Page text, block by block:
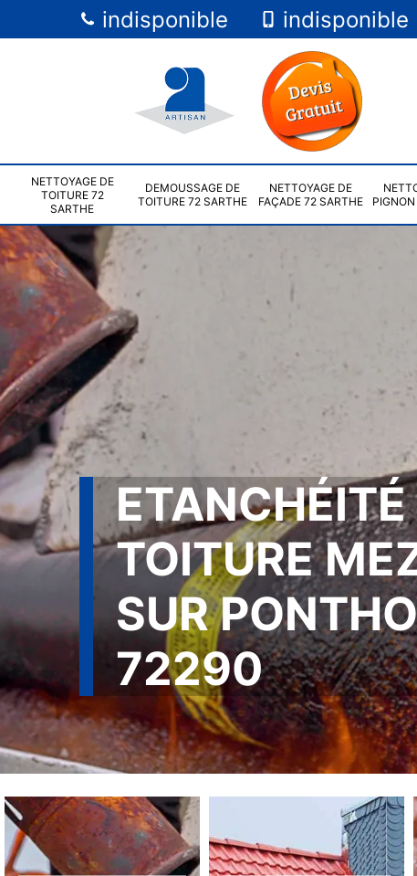
indisponible indisponible
NETTOYAGE DE
TOITURE 72
SARTHE
DEMOUSSAGE DE
TOITURE 72 SARTHE
NETTOYAGE DE
FAÇADE 72 SARTHE
ETANCHÉITÉ
TOITURE
SUR
72290